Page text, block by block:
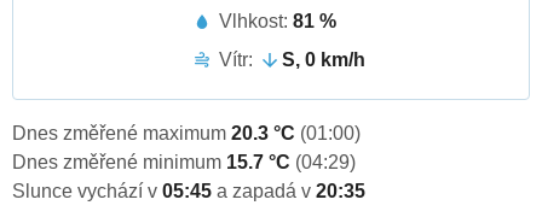
Vlhkost: 81 %
Vítr:
S, 0 km/h
Dnes změřené maximum 20.3 °C (01:00)
Dnes změřené minimum 15.7 °C (04:29)
Slunce vychází v 05:45 a zapadá v 20:35